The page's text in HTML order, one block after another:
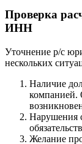
Как узнать
Для поиска
ООО.
Проверка
ИНН
Уточнение р/с
нескольких